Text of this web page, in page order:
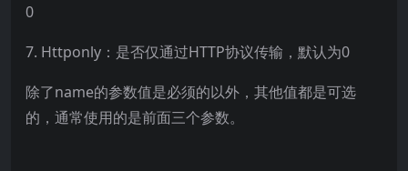
0
7. Httponly：是否仅通过HTTP协议传输，默认为0
除了name的参数值是必须的以外，其他值都是可选
的，通常使用的是前面三个参数。